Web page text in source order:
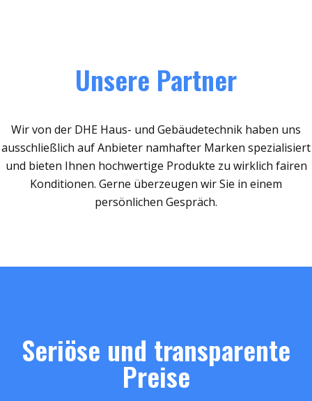
Unsere Partner
Wir von der DHE Haus- und Gebäudetechnik haben uns
ausschließlich auf Anbieter namhafter Marken spezialisiert
und bieten Ihnen hochwertige Produkte zu wirklich fairen
Konditionen. Gerne überzeugen wir Sie in einem
persönlichen Gespräch.
Seriöse und transparente
Preise